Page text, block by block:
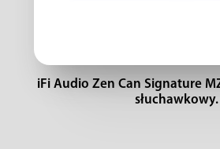
iFi Audio Zen Can Signature
słuchawkowy.